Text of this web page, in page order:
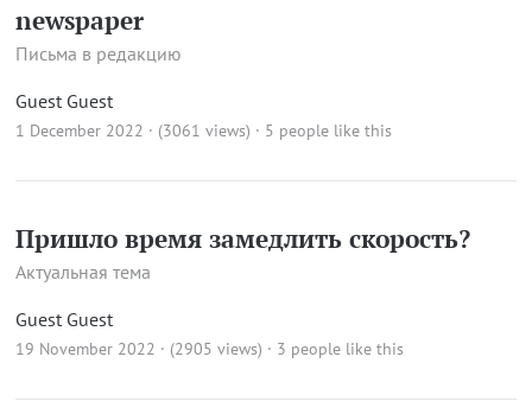
newspaper
Письма в редакцию
Guest Guest
1 December 2022 · (3061 views) · 5 people like this
Пришло время замедлить скорость?
Актуальная тема
Guest Guest
19 November 2022 · (2905 views) · 3 people like this